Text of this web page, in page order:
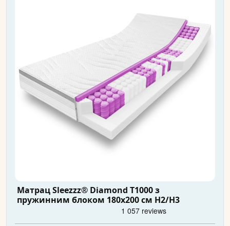
Матрац Sleezzz® Diamond T1000 з
пружинним блоком 180x200 см H2/H3